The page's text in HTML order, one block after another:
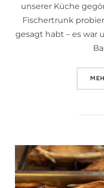
unserer Küche
Fischertrunk
gesagt habt – es war